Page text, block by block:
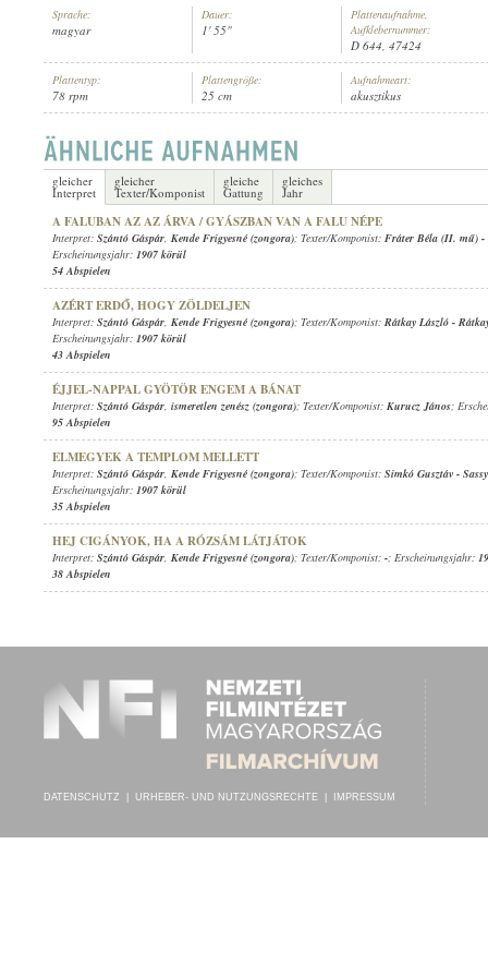
Sprache:
magyar
Dauer:
1' 55"
Plattenaufnahme,
Aufklebernummer:
D 644, 47424
Plattentyp:
78 rpm
Plattengröße:
25 cm
Aufnahmeart:
akusztikus
gleicher
Interpret
gleicher
Texter/Komponist
gleiche
Gattung
gleiches
Jahr
A FALUBAN AZ AZ ÁRVA / GYÁSZBAN VAN A FALU NÉPE
Interpret: Szántó Gáspár, Kende Frigyesné (zongora); Texter/Komponist: Fráter Béla (II. mű) -
Erscheinungsjahr: 1907 körül
54 Abspielen
AZÉRT ERDŐ, HOGY ZÖLDELJEN
Interpret: Szántó Gáspár, Kende Frigyesné (zongora); Texter/Komponist: Rátkay László -
Erscheinungsjahr: 1907 körül
43 Abspielen
ÉJJEL-NAPPAL GYÖTÖR ENGEM A BÁNAT
Interpret: Szántó Gáspár, ismeretlen zenész (zongora); Texter/Komponist: Kurucz János;
95 Abspielen
ELMEGYEK A TEMPLOM MELLETT
Interpret: Szántó Gáspár, Kende Frigyesné (zongora); Texter/Komponist: Simkó Gusztáv -
Erscheinungsjahr: 1907 körül
35 Abspielen
HEJ CIGÁNYOK, HA A RÓZSÁM LÁTJÁTOK
Interpret: Szántó Gáspár, Kende Frigyesné (zongora); Texter/Komponist: -; Erscheinungsjahr:
38 Abspielen
DATENSCHUTZ URHEBER- UND NUTZUNGSRECHTE IMPRESSUM